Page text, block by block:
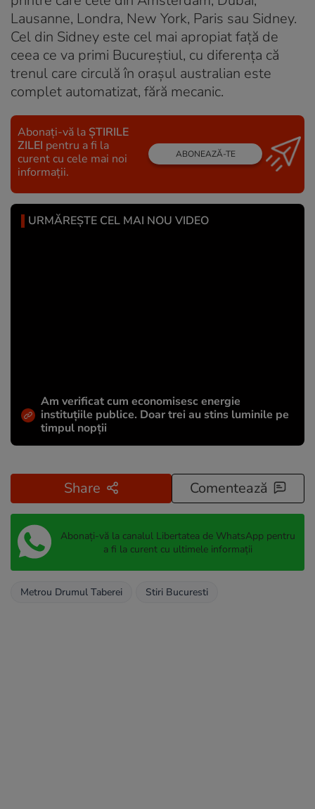
Lausanne, Londra, New York, Paris sau Sidney.
Cel din Sidney este cel mai apropiat față de
ceea ce va primi Bucureștiul, cu diferența că
trenul care circulă în orașul australian este
complet automatizat, fără mecanic.
Abonați-vă la ȘTIRILE
ZILEI pentru a fi la
curent cu cele mai noi
informații.
ABONEAZĂ-TE
URMĂREȘTE CEL MAI NOU VIDEO
Am verificat cum economisesc energie
instituțiile publice. Doar trei au stins luminile pe
timpul nopții
Share Comentează
Abonați-vă la canalul Libertatea de WhatsApp pentru
a fi la curent cu ultimele informații
Metrou Drumul Taberei Stiri Bucuresti